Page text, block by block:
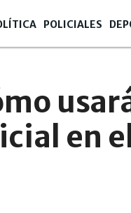
POLICIALES
en